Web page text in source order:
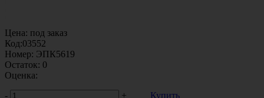
Цена: под заказ
Код:03552
Номер: ЭПК5619
Остаток: 0
Оценка:
-
+
Купить